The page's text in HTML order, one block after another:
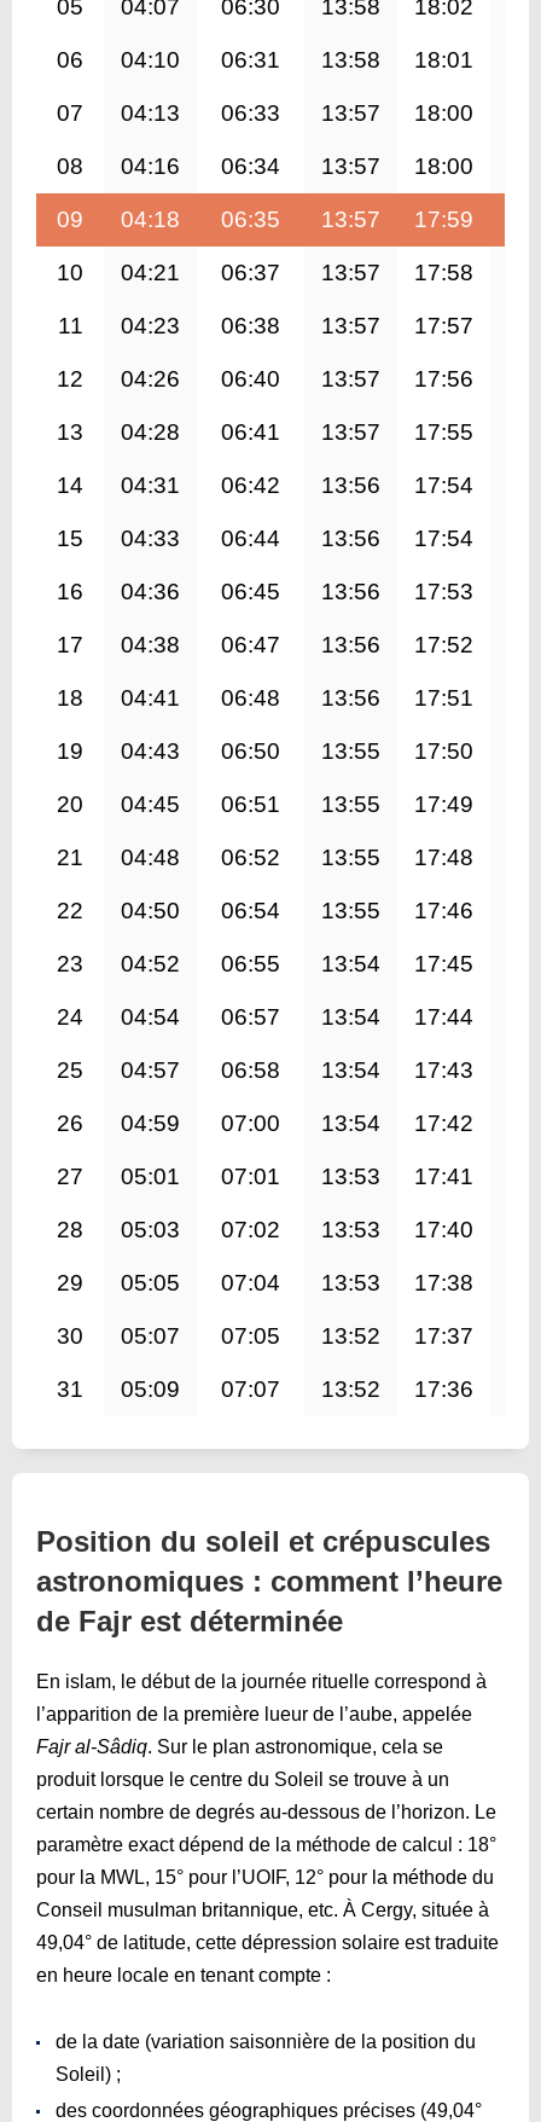
05 04:07 06:30 13:58 18:02
06 04:10 06:31 13:58 18:01
07 04:13 06:33 13:57 18:00
08 04:16 06:34 13:57 18:00
09 04:18 06:35 13:57 17:59
10 04:21 06:37 13:57 17:58
11 04:23 06:38 13:57 17:57
12 04:26 06:40 13:57 17:56
13 04:28 06:41 13:57 17:55
14 04:31 06:42 13:56 17:54
15 04:33 06:44 13:56 17:54
16 04:36 06:45 13:56 17:53
17 04:38 06:47 13:56 17:52
18 04:41 06:48 13:56 17:51
19 04:43 06:50 13:55 17:50
20 04:45 06:51 13:55 17:49
21 04:48 06:52 13:55 17:48
22 04:50 06:54 13:55 17:46
23 04:52 06:55 13:54 17:45
24 04:54 06:57 13:54 17:44
25 04:57 06:58 13:54 17:43
26 04:59 07:00 13:54 17:42
27 05:01 07:01 13:53 17:41
28 05:03 07:02 13:53 17:40
29 05:05 07:04 13:53 17:38
30 05:07 07:05 13:52 17:37
31 05:09 07:07 13:52 17:36
Position du soleil et crépuscules
astronomiques : comment l’heure
de Fajr est déterminée
En islam, le début de la journée rituelle correspond à
l’apparition de la première lueur de l’aube, appelée
Fajr al-Sâdiq. Sur le plan astronomique, cela se
produit lorsque le centre du Soleil se trouve à un
certain nombre de degrés au-dessous de l’horizon. Le
paramètre exact dépend de la méthode de calcul : 18°
pour la MWL, 15° pour l’UOIF, 12° pour la méthode du
Conseil musulman britannique, etc. À Cergy, située à
49,04° de latitude, cette dépression solaire est traduite
en heure locale en tenant compte :
de la date (variation saisonnière de la position du
Soleil) ;
des coordonnées géographiques précises (49,04°